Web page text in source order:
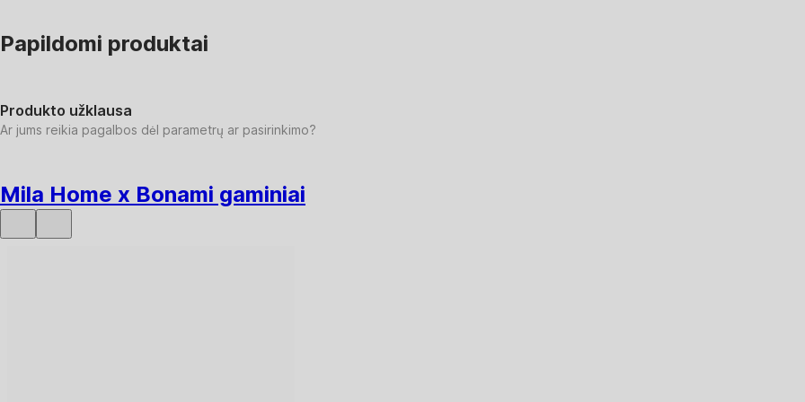
Papildomi produktai
Produkto užklausa
Ar jums reikia pagalbos dėl parametrų ar pasirinkimo?
Mila Home x Bonami gaminiai